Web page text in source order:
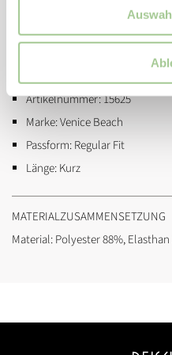
ZUSATZINFORMATIONEN
Artikelnummer:15625
Marke:Venice Beach
Passform:Regular Fit
Länge:Kurz
MATERIALZUSAMMENSETZUNG
Material: Polyester 88%, Elasthan